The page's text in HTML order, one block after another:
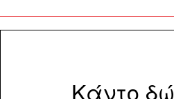
Κάντο